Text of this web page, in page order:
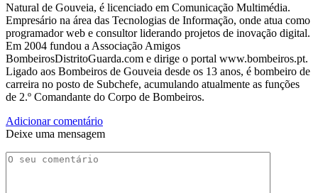
Natural de Gouveia, é licenciado em Comunicação Multimédia.
Empresário na área das Tecnologias de Informação, onde atua como
programador web e consultor liderando projetos de inovação digital.
Em 2004 fundou a Associação Amigos
BombeirosDistritoGuarda.com e dirige o portal www.bombeiros.pt.
Ligado aos Bombeiros de Gouveia desde os 13 anos, é bombeiro de
carreira no posto de Subchefe, acumulando atualmente as funções
de 2.º Comandante do Corpo de Bombeiros.
Adicionar comentário
Deixe uma mensagem